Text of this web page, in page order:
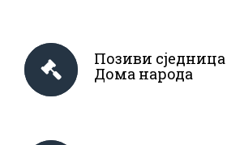
Позиви сједница
Дома народа